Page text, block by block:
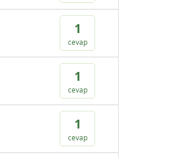
1
cevap
1
cevap
1
cevap